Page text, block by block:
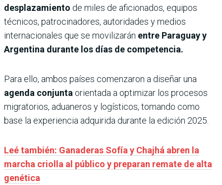
desplazamiento de miles de aficionados, equipos
técnicos, patrocinadores, autoridades y medios
internacionales que se movilizarán entre Paraguay y
Argentina durante los días de competencia.
Para ello, ambos países comenzaron a diseñar una
agenda conjunta orientada a optimizar los procesos
migratorios, aduaneros y logísticos, tomando como
base la experiencia adquirida durante la edición 2025.
Leé también: Ganaderas Sofía y Chajhá abren la
marcha criolla al público y preparan remate de alta
genética